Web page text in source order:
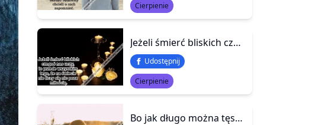
Cierpienie
Jeżeli śmierć bliskich czegoś ...
Udostępnij
Cierpienie
Bo jak długo można tęsknić za człowiekiem, o którym wiesz, że już nigdy do Ciebie nie wróci?